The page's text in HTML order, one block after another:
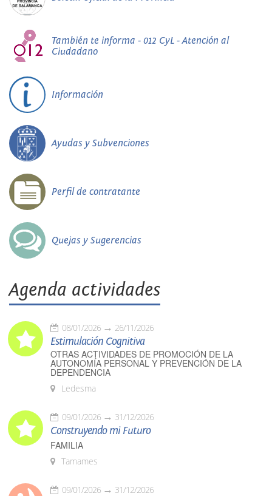
También te informa - 012 CyL - Atención al
Ciudadano
Información
Ayudas y Subvenciones
Perfil de contratante
Quejas y Sugerencias
Agenda actividades
08/01/2026 26/11/2026
Estimulación Cognitiva
OTRAS ACTIVIDADES DE PROMOCIÓN DE LA
AUTONOMÍA PERSONAL Y PREVENCIÓN DE LA
DEPENDENCIA
Ledesma
09/01/2026 31/12/2026
Construyendo mi Futuro
FAMILIA
Tamames
09/01/2026 31/12/2026